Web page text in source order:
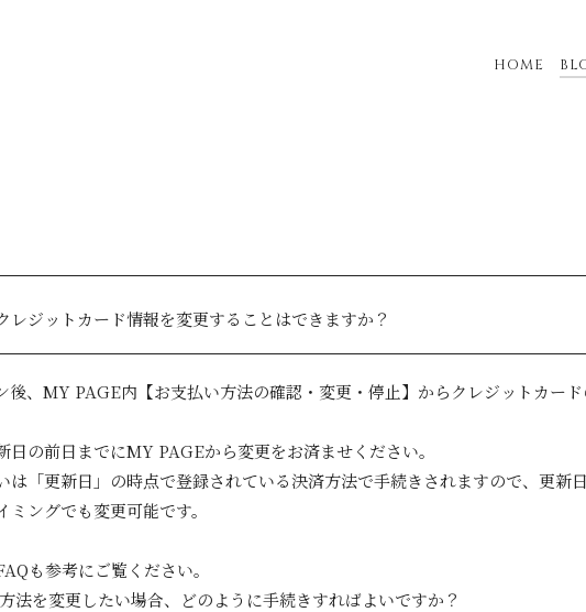
HOME
レジットカード情報を変更することはできますか？
後、MY PAGE内【お支払い方法の確認・変更・停止】からクレジットカー
日の前日までにMY PAGEから変更をお済ませください。
は「更新日」の時点で登録されている決済方法で手続きされますので、更新
ミングでも変更可能です。
も参考にご覧ください。
法を変更したい場合、どのように手続きすればよいですか？